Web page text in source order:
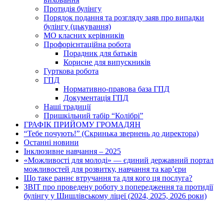
Протидія булінгу
Порядок подання та розгляду заяв про випадки
булінгу (цькування)
МО класних керівників
Профорієнтаційна робота
Порадник для батьків
Корисне для випускників
Гурткова робота
ГПД
Нормативно-правова база ГПД
Документація ГПД
Наші традиції
Пришкільний табір “Колібрі”
ГРАФІК ПРИЙОМУ ГРОМАДЯН
“Тебе почують!” (Скринька звернень до директора)
Останні новини
Інклюзивне навчання – 2025
«Можливості для молоді» — єдиний державний портал
можливостей для розвитку, навчання та кар’єри
Що таке раннє втручання та для кого ця послуга?
ЗВІТ про проведену роботу з попередження та протидії
булінгу у Шишлівському ліцеї (2024, 2025, 2026 роки)